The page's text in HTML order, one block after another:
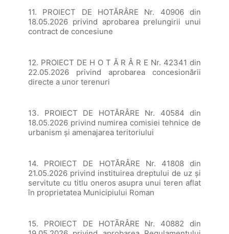
11. PROIECT DE HOTĂRÂRE Nr. 40906 din
18.05.2026 privind aprobarea prelungirii unui
contract de concesiune
12. PROIECT DE H O T Ă R Â R E Nr. 42341 din
22.05.2026 privind aprobarea concesionării
directe a unor terenuri
13. PROIECT DE HOTĂRÂRE Nr. 40584 din
18.05.2026 privind numirea comisiei tehnice de
urbanism și amenajarea teritoriului
14. PROIECT DE HOTĂRÂRE Nr. 41808 din
21.05.2026 privind instituirea dreptului de uz şi
servitute cu titlu oneros asupra unui teren aflat
în proprietatea Municipiului Roman
15. PROIECT DE HOTÃRÂRE Nr. 40882 din